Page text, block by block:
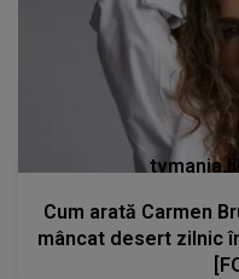
Cum arată Carmen
mâncat desert zilnic